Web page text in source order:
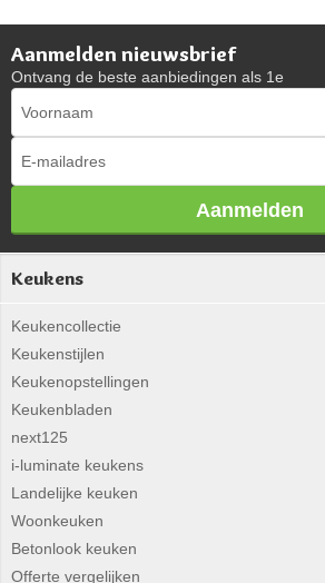
Aanmelden nieuwsbrief
Ontvang de beste aanbiedingen als 1e
Aanmelden
Keukens
Keukencollectie
Keukenstijlen
Keukenopstellingen
Keukenbladen
next125
i-luminate keukens
Landelijke keuken
Woonkeuken
Betonlook keuken
Offerte vergelijken